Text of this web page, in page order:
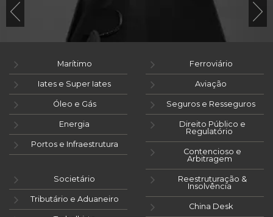
Marítimo
Iates e Super Iates
Óleo e Gás
Energia
Portos e Infraestrutura
Ferroviário
Aviação
Seguros e Resseguros
Direito Público e
Regulatório
Contencioso e
Arbitragem
Societário
Tributário e Aduaneiro
Reestruturação &
Insolvência
China Desk